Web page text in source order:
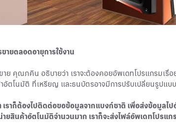
ายตลอดอายุการใช้งาน
ย คุณภคิน อธิบายว่า เราจะต้องคอยอัพเดทโปรแกรมเรื่อ
อัตโนมัติ ที่เหรียญ และธนบัตรอาจมีการปรับเปลี่ยนรูปแบ
เราก็ต้องไปติดต่อขอข้อมูลจากแบงก์ชาติ เพื่อส่งข้อมูลไ
ยสินค้าอัตโนมัติจำนวนมาก เราก็จะส่งไฟล์อัพเดทโปรแ